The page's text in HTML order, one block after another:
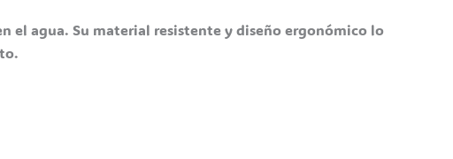
el agua. Su material resistente y diseño ergonómico lo